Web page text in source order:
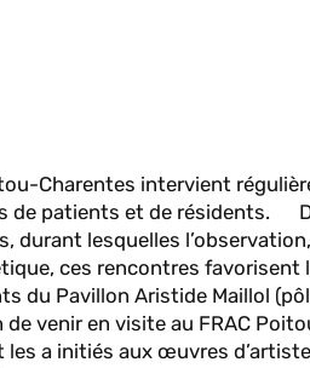
Charentes intervient
de patients et de résidents.
lesquelles
ces rencontres favorisent
du Pavillon Aristide Maillol
de venir en visite au FRAC
a initiés aux œuvres